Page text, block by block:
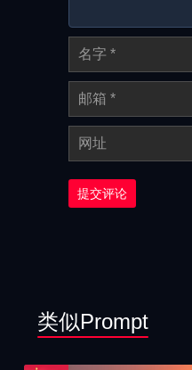
提交评论
类似Prompt